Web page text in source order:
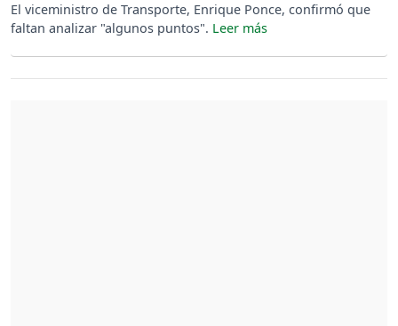
El viceministro de Transporte, Enrique Ponce, confirmó que
faltan analizar "algunos puntos".